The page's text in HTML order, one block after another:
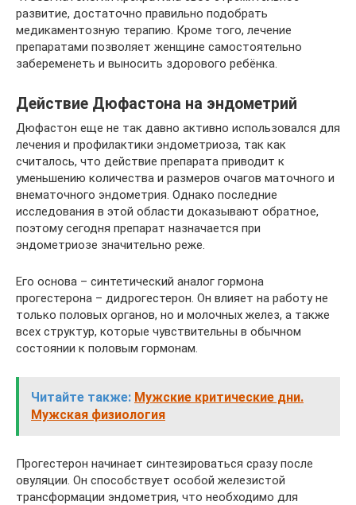
развитие, достаточно правильно подобрать
медикаментозную терапию. Кроме того, лечение
препаратами позволяет женщине самостоятельно
забеременеть и выносить здорового ребёнка.
Действие Дюфастона на эндометрий
Дюфастон еще не так давно активно использовался для
лечения и профилактики эндометриоза, так как
считалось, что действие препарата приводит к
уменьшению количества и размеров очагов маточного и
внематочного эндометрия. Однако последние
исследования в этой области доказывают обратное,
поэтому сегодня препарат назначается при
эндометриозе значительно реже.
Его основа – синтетический аналог гормона
прогестерона – дидрогестерон. Он влияет на работу не
только половых органов, но и молочных желез, а также
всех структур, которые чувствительны в обычном
состоянии к половым гормонам.
Читайте также: Мужские критические дни.
Мужская физиология
Прогестерон начинает синтезироваться сразу после
овуляции. Он способствует особой железистой
трансформации эндометрия, что необходимо для